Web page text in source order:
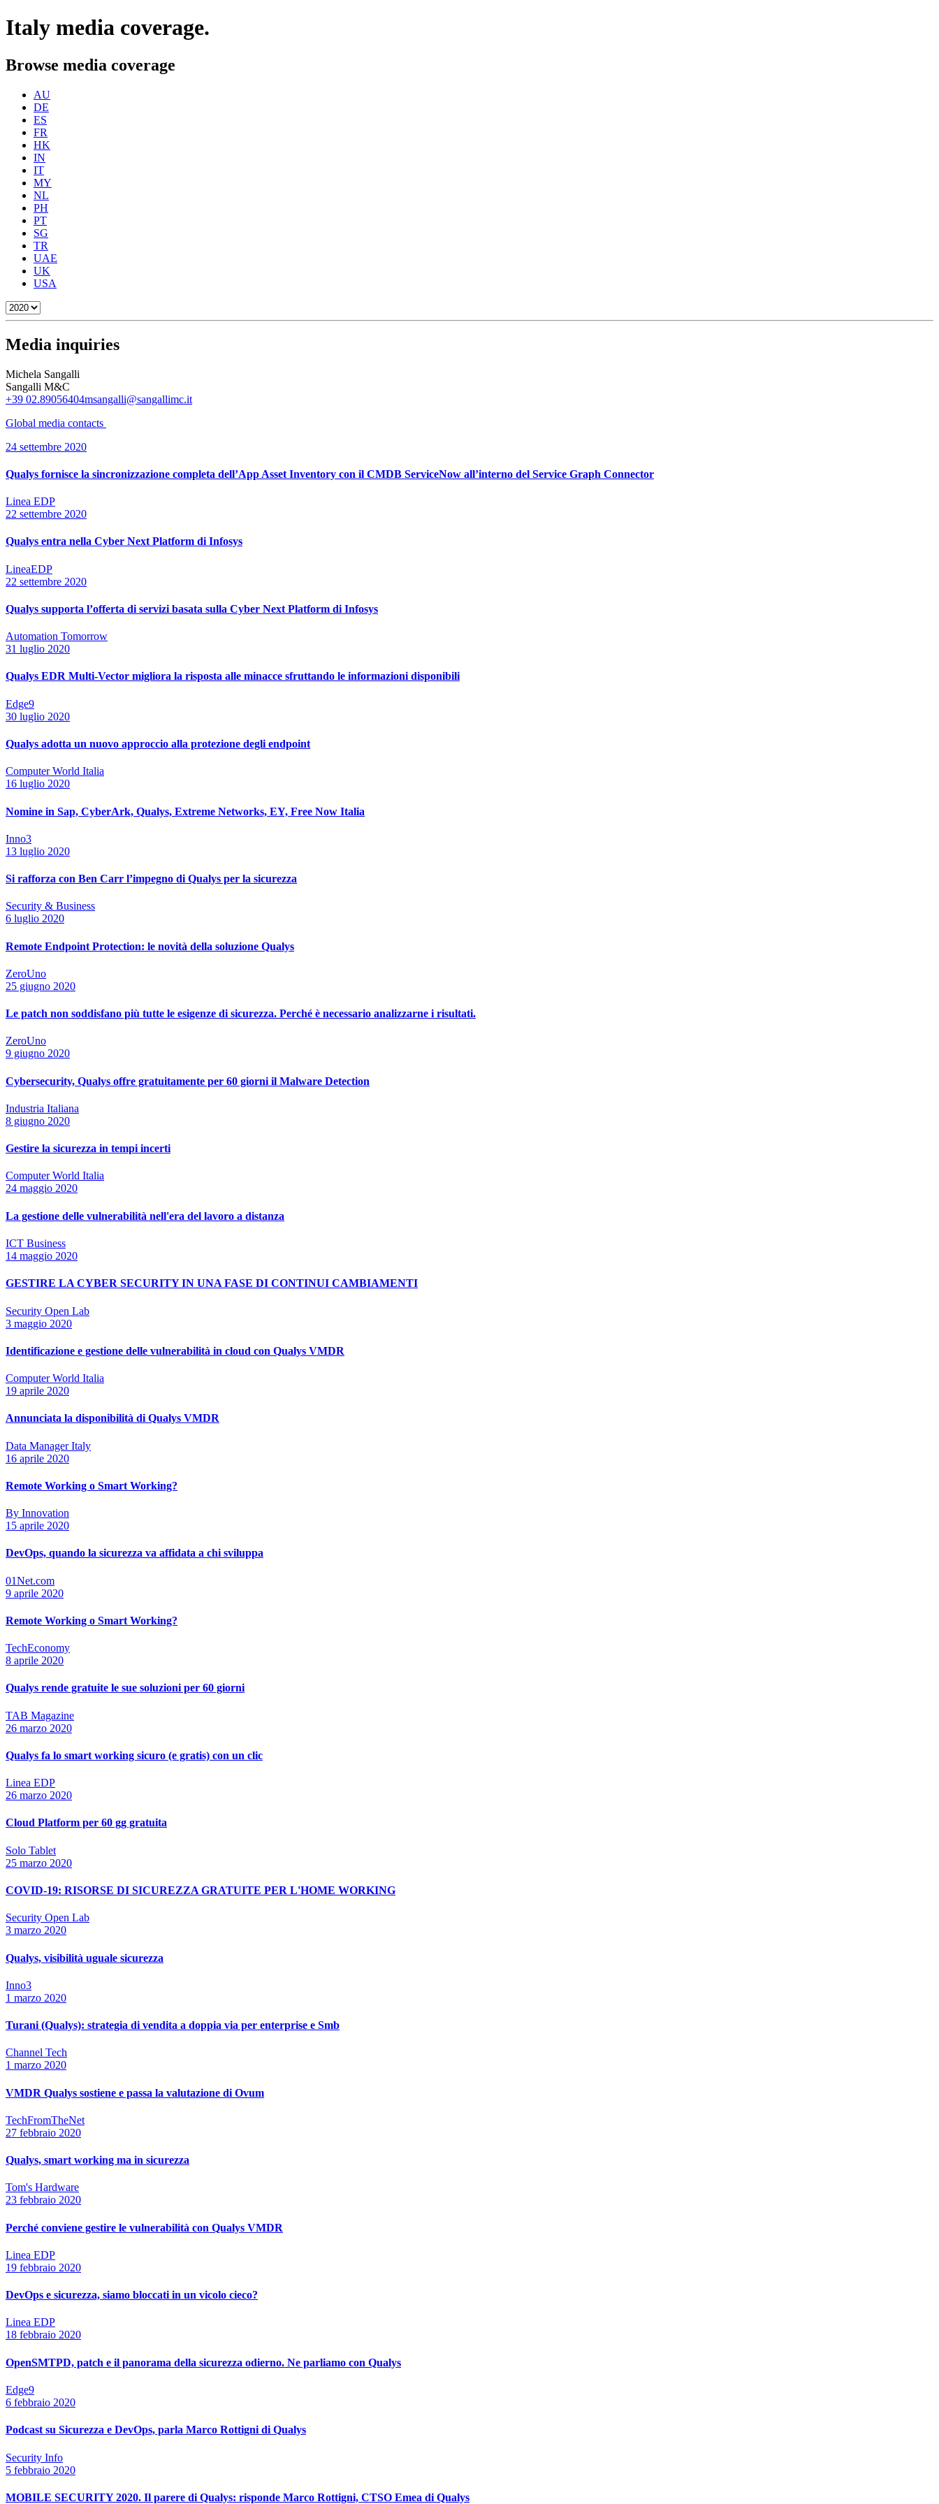
Italy media coverage.
Browse media coverage
AU
DE
ES
FR
HK
IN
IT
MY
NL
PH
PT
SG
TR
UAE
UK
USA
Media inquiries
Michela Sangalli
Sangalli M&C
+39 02.89056404msangalli@sangallimc.it
Global media contacts
24 settembre 2020
Qualys fornisce la sincronizzazione completa dell’App Asset Inventory con il CMDB ServiceNow all’interno del Service Graph Connector
Linea EDP
22 settembre 2020
Qualys entra nella Cyber Next Platform di Infosys
LineaEDP
22 settembre 2020
Qualys supporta l’offerta di servizi basata sulla Cyber Next Platform di Infosys
Automation Tomorrow
31 luglio 2020
Qualys EDR Multi-Vector migliora la risposta alle minacce sfruttando le informazioni disponibili
Edge9
30 luglio 2020
Qualys adotta un nuovo approccio alla protezione degli endpoint
Computer World Italia
16 luglio 2020
Nomine in Sap, CyberArk, Qualys, Extreme Networks, EY, Free Now Italia
Inno3
13 luglio 2020
Si rafforza con Ben Carr l’impegno di Qualys per la sicurezza
Security & Business
6 luglio 2020
Remote Endpoint Protection: le novità della soluzione Qualys
ZeroUno
25 giugno 2020
Le patch non soddisfano più tutte le esigenze di sicurezza. Perché è necessario analizzarne i risultati.
ZeroUno
9 giugno 2020
Cybersecurity, Qualys offre gratuitamente per 60 giorni il Malware Detection
Industria Italiana
8 giugno 2020
Gestire la sicurezza in tempi incerti
Computer World Italia
24 maggio 2020
La gestione delle vulnerabilità nell'era del lavoro a distanza
ICT Business
14 maggio 2020
GESTIRE LA CYBER SECURITY IN UNA FASE DI CONTINUI CAMBIAMENTI
Security Open Lab
3 maggio 2020
Identificazione e gestione delle vulnerabilità in cloud con Qualys VMDR
Computer World Italia
19 aprile 2020
Annunciata la disponibilità di Qualys VMDR
Data Manager Italy
16 aprile 2020
Remote Working o Smart Working?
By Innovation
15 aprile 2020
DevOps, quando la sicurezza va affidata a chi sviluppa
01Net.com
9 aprile 2020
Remote Working o Smart Working?
TechEconomy
8 aprile 2020
Qualys rende gratuite le sue soluzioni per 60 giorni
TAB Magazine
26 marzo 2020
Qualys fa lo smart working sicuro (e gratis) con un clic
Linea EDP
26 marzo 2020
Cloud Platform per 60 gg gratuita
Solo Tablet
25 marzo 2020
COVID-19: RISORSE DI SICUREZZA GRATUITE PER L'HOME WORKING
Security Open Lab
3 marzo 2020
Qualys, visibilità uguale sicurezza
Inno3
1 marzo 2020
Turani (Qualys): strategia di vendita a doppia via per enterprise e Smb
Channel Tech
1 marzo 2020
VMDR Qualys sostiene e passa la valutazione di Ovum
TechFromTheNet
27 febbraio 2020
Qualys, smart working ma in sicurezza
Tom's Hardware
23 febbraio 2020
Perché conviene gestire le vulnerabilità con Qualys VMDR
Linea EDP
19 febbraio 2020
DevOps e sicurezza, siamo bloccati in un vicolo cieco?
Linea EDP
18 febbraio 2020
OpenSMTPD, patch e il panorama della sicurezza odierno. Ne parliamo con Qualys
Edge9
6 febbraio 2020
Podcast su Sicurezza e DevOps, parla Marco Rottigni di Qualys
Security Info
5 febbraio 2020
MOBILE SECURITY 2020. Il parere di Qualys: risponde Marco Rottigni, CTSO Emea di Qualys